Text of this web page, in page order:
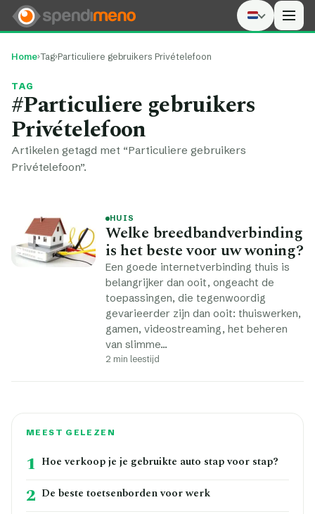
Home›Tag›Particuliere gebruikers Privételefoon
TAG
#Particuliere gebruikers
Privételefoon
Artikelen getagd met “Particuliere gebruikers
Privételefoon”.
HUIS
Welke breedbandverbinding
is het beste voor uw woning?
Een goede internetverbinding thuis is
belangrijker dan ooit, ongeacht de
toepassingen, die tegenwoordig
gevarieerder zijn dan ooit: thuiswerken,
gamen, videostreaming, het beheren
van slimme…
2 min leestijd
MEEST GELEZEN
1 Hoe verkoop je je gebruikte auto stap voor stap?
2 De beste toetsenborden voor werk